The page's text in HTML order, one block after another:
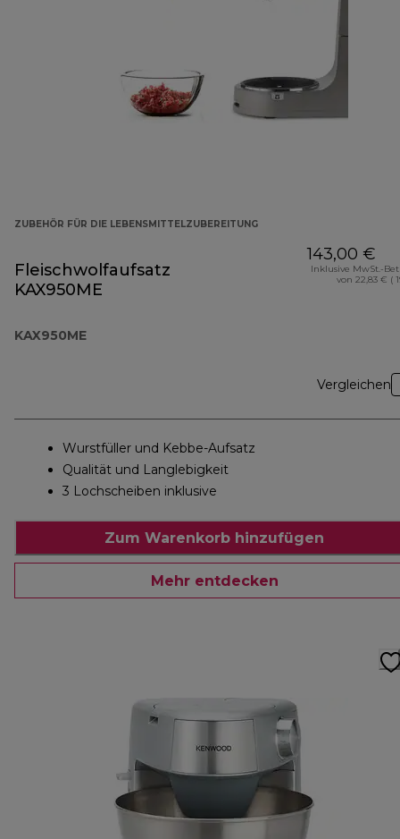
ZUBEHÖR FÜR DIE LEBENSMITTELZUBEREITUNG
Fleischwolfaufsatz
KAX950ME
KAX950ME
143,00 €
Inklusive MwSt.-
von 22,83 € (
Vergleichen
Wurstfüller und Kebbe-Aufsatz
Qualität und Langlebigkeit
3 Lochscheiben inklusive
Zum Warenkorb hinzufügen
Mehr entdecken